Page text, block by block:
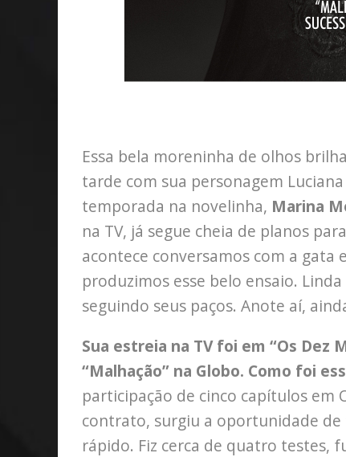
Essa bela moreninha de olhos
tarde com sua personagem
temporada na novelinha, Marina
na TV, já segue cheia de planos
acontece conversamos com a
produzimos esse belo ensaio.
seguindo seus paços. Anote aí,
Sua estreia na TV foi em “Os Dez
“Malhação” na Globo. Como foi
participação de cinco capítulos em
contrato, surgiu a oportunidade
rápido. Fiz cerca de quatro testes,